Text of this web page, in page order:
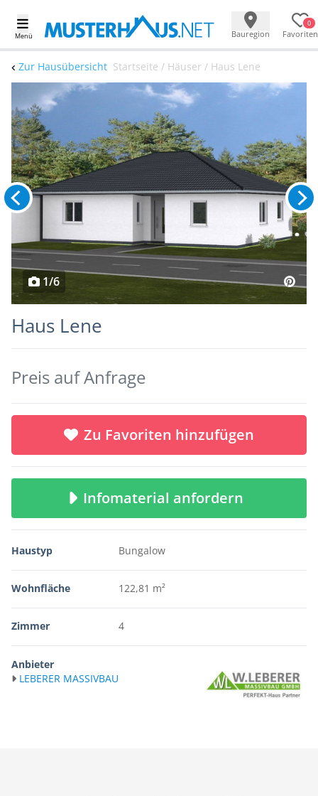
Menü Bauregion
0
Favoriten
Zur Hausübersicht Startseite / Häuser / Haus Lene
1/6
Haus Lene
Preis auf Anfrage
Zu Favoriten hinzufügen
Infomaterial anfordern
Haustyp Bungalow
Wohnfläche 122,81 m²
Zimmer 4
Anbieter
LEBERER MASSIVBAU